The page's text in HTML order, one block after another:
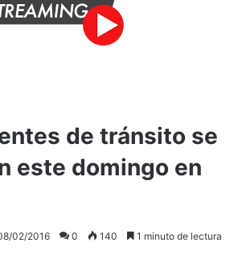
de tránsito se
este domingo en
02/2016 0 140 1 minuto de lectura